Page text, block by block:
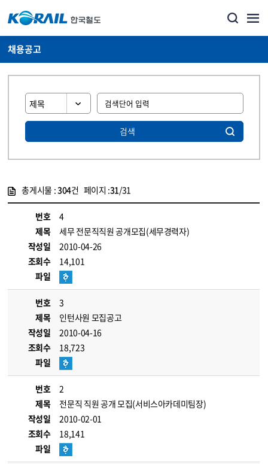
채용공고
검색
총게시물 :304건 페이지 :31/31
번호
4
제목
세무 전문직직원 공개모집(세무경력자)
작성일
2010-04-26
조회수
14,101
파일
번호
3
제목
인턴사원 모집공고
작성일
2010-04-16
조회수
18,723
파일
번호
2
제목
전문직 직원 공개 모집(서비스아카데미팀장)
작성일
2010-02-01
조회수
18,141
파일